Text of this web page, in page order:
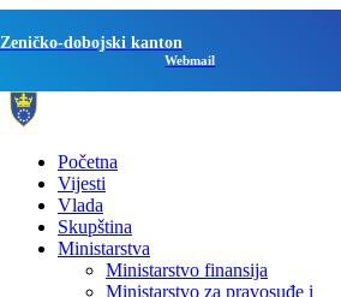
Zeničko-dobojski kanton
Webmail
Početna
Vijesti
Vlada
Skupština
Ministarstva
Ministarstvo finansija
Ministarstvo za pravosuđe i